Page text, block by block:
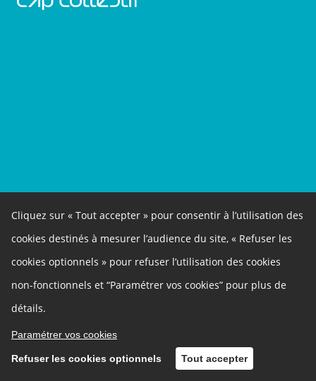
Cliquez sur « Tout accepter » pour consentir à l’utilisation des
cookies destinés à mesurer l’audience du site, « Refuser les
cookies optionnels » pour refuser l’utilisation des cookies
non-fonctionnels et “Paramétrer vos cookies” pour plus de
détails.
Paramétrer vos cookies
Refuser les cookies optionnels Tout accepter